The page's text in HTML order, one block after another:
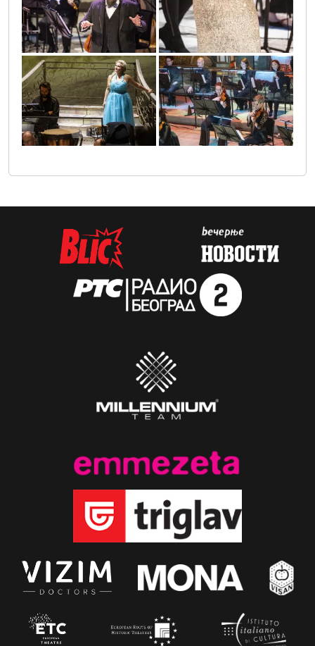
sif_2423
sif_1896 sif_1868